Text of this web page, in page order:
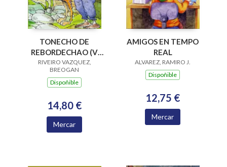
TONECHO DE
REBORDECHAO (V
PREMIO RAIÑA LUPA
2004)
RIVEIRO VAZQUEZ,
BREOGAN
Dispoñible
14,80 €
Mercar
AMIGOS EN TEMPO
REAL
ALVAREZ, RAMIRO J.
Dispoñible
12,75 €
Mercar